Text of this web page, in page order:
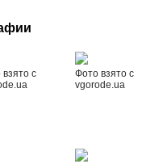
с
Фото взято с
vgorode.ua